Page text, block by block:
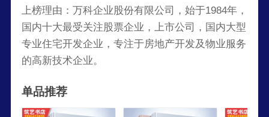
上榜理由：万科企业股份有限公司，始于1984年，
国内十大最受关注股票企业，上市公司，国内大型
专业住宅开发企业，专注于房地产开发及物业服务
的高新技术企业。
单品推荐